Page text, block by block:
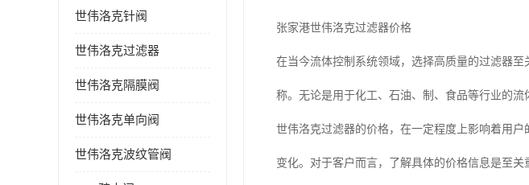
世伟洛克针阀
世伟洛克过滤器
世伟洛克隔膜阀
世伟洛克单向阀
世伟洛克波纹管阀
张家港世伟洛克过滤器价格
在当今流体控制系统领域，选择高质量的过滤器
称。无论是用于化工、石油、制、食品等行业的
世伟洛克过滤器的价格，在一定程度上影响着用
变化。对于客户而言，了解具体的价格信息是至